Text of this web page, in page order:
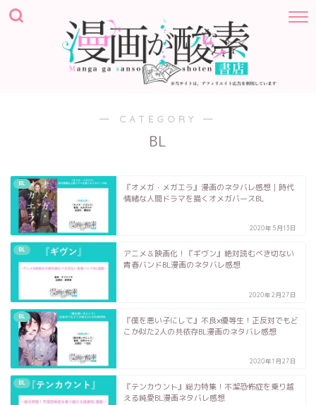
― CATEGORY ―
BL
BL
『オメガ・メガエラ』漫画のネタバレ感想｜時代
情緒な人間ドラマを描くオメガバースBL
2020年5月13日
BL
アニメ＆映画化！『ギヴン』絶対読むべき切ない
青春バンドBL漫画のネタバレ感想
2020年2月27日
BL
『僕を悪い子にして』不良×優等生！正反対でもど
こか似た2人の共依存BL漫画のネタバレ感想
2020年1月27日
BL
『テンカウント』総力特集！不潔恐怖症を乗り越
える純愛BL漫画ネタバレ感想